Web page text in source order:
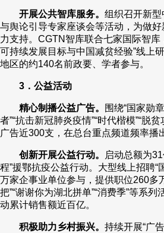
开展公共智库服务。 组织召开新
与舆论引导专家座谈会等活动，为做
力支持。CGTN智库联合七家国际智库
可持续发展目标与中国减贫经验”线上
地区的约140名前政要、学者参与。
3．公益活动
精心制播公益广告。
围绕“国家勋
者”“抗击新冠肺炎疫情”“时代楷模”“脱
广告近300支，在总台重点频道频率播
创新开展公益行动。
启动总额为
程”援鄂抗疫公益行动。大型线上招聘“
万家企事业单位参与，提供职位260多
把”“谢谢你为湖北拼单”“消费季”等系列
动累计销售额近百亿。
积极助力乡村振兴。 持续开展“广